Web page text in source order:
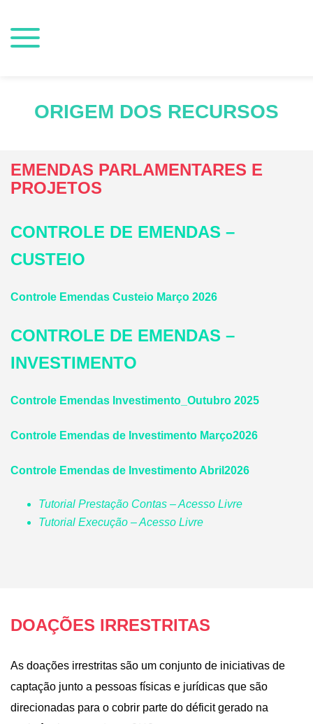
ORIGEM DOS RECURSOS
EMENDAS PARLAMENTARES E
PROJETOS
CONTROLE DE EMENDAS –
CUSTEIO
Controle Emendas Custeio Março 2026
CONTROLE DE EMENDAS –
INVESTIMENTO
Controle Emendas Investimento_Outubro 2025
Controle Emendas de Investimento Março2026
Controle Emendas de Investimento Abril2026
Tutorial Prestação Contas – Acesso Livre
Tutorial Execução – Acesso Livre
DOAÇÕES IRRESTRITAS
As doações irrestritas são um conjunto de iniciativas de
captação junto a pessoas físicas e jurídicas que são
direcionadas para o cobrir parte do déficit gerado na